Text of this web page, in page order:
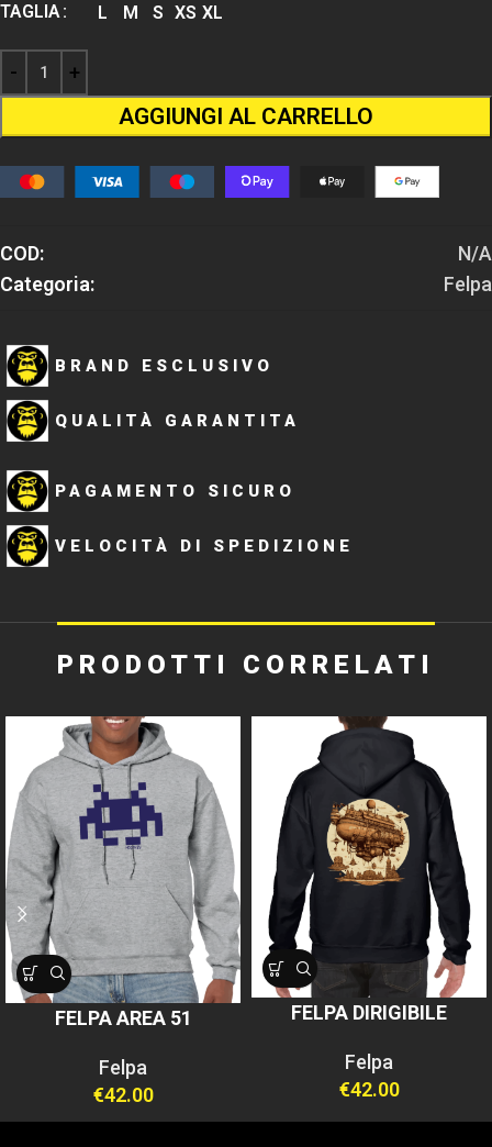
TAGLIA L M S XS XL
AGGIUNGI AL CARRELLO
COD:
N/A
Categoria:
Felpa
BRAND ESCLUSIVO
QUALITÀ GARANTITA
PAGAMENTO SICURO
VELOCITÀ DI SPEDIZIONE
PRODOTTI CORRELATI
FELPA AREA 51
Felpa
€42.00
FELPA DIRIGIBILE
Felpa
€42.00